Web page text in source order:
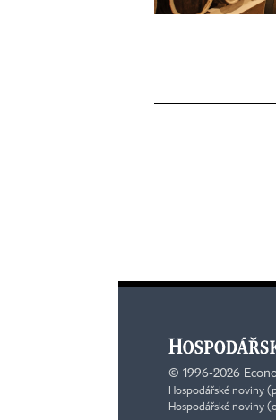
© 1996-2026
Hospodářské noviny
Hospodářské noviny